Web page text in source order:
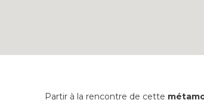
Partir à la rencontre de cette